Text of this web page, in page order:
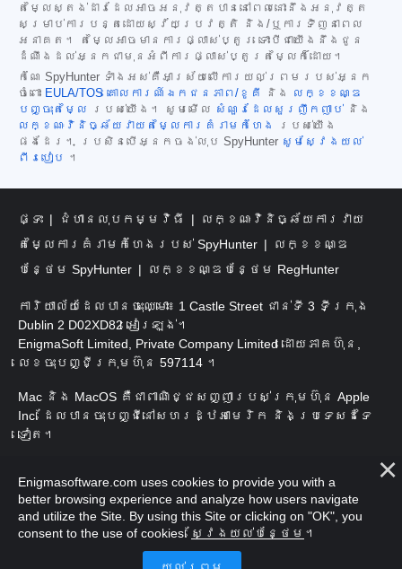
តម្លៃស្តង់ដារដែលអាចអនុវត្តបាននៅពេលនោះនឹងអនុវត្ត
សម្រាប់ការបន្តដោយស្វ័យប្រវត្តិ និង/ឬការទិញនាពេល
អនាគត។ តម្លៃអាចមានការផ្លាស់ប្តូរ ទោះបីជាយើងនឹងជូន
ដំណឹងដល់អ្នកជាមុនអំពីការផ្លាស់ប្តូរតម្លៃក៏ដោយ។
កំណែ SpyHunter ទាំងអស់គឺអាស្រ័យលើការយល់ព្រមរបស់អ្នក
ចំពោះ EULA/TOS គោលការណ៍ឯកជនភាព/ខូគី និង
លក្ខខណ្ឌ
បញ្ចុះតម្លៃ
របស់យើង។ សូមមើល សំណួរដែលសួរញឹកញាប់ និង
លក្ខណៈវិនិច្ឆ័យវាយតម្លៃការគំរាមកំហែង
របស់យើង
ផងដែរ។ ប្រសិនបើអ្នកចង់លុប SpyHunter សូមស្វែងយល់
ពីរបៀប ។
ផ្ទះ ជំហានលុបកម្មវិធី
លក្ខណៈវិនិច្ឆ័យការវាយ
តម្លៃការគំរាមកំហែងរបស់ SpyHunter
លក្ខខណ្ឌ
បន្ថែម SpyHunter
លក្ខខណ្ឌបន្ថែម RegHunter
ការិយាល័យដែលបានចុះឈ្មោះ៖ 1 Castle Street ជាន់ទី 3 ទីក្រុង
Dublin 2 D02XD82 អៀរឡង់។
EnigmaSoft Limited, Private Company Limited ដោយភាគហ៊ុន,
លេខចុះបញ្ជីក្រុមហ៊ុន 597114 ។
Mac និង MacOS គឺជាពាណិជ្ជសញ្ញារបស់ក្រុមហ៊ុន Apple
Inc. ដែលបានចុះបញ្ជីនៅសហរដ្ឋអាមេរិក និងប្រទេសដទៃ
ទៀត។
គ្រប់យ៉ាង។
Enigmasoftware.com uses cookies to provide you with a
better browsing experience and analyze how users navigate
and utilize the Site. By using this Site or clicking on "OK", you
consent to the use of cookies. ស្វែងយល់បន្ថែម ។